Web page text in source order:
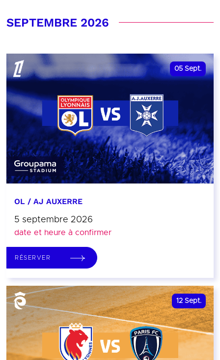
SEPTEMBRE 2026
05 Sept.
OL / AJ AUXERRE
5 septembre 2026
date et heure à confirmer
RÉSERVER
12 Sept.